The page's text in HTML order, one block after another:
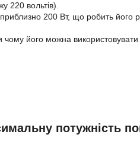
220 вольтів).
200 Вт, що робить
чому його можна
потужність